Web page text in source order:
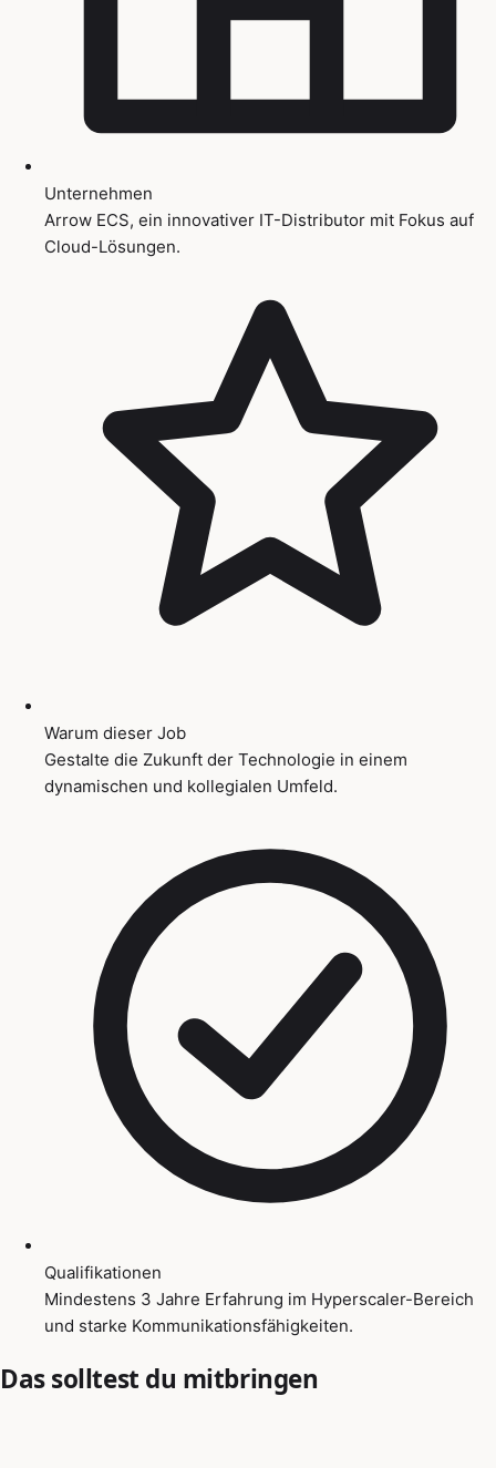
Unternehmen
Arrow ECS, ein innovativer IT-Distributor mit Fokus auf
Cloud-Lösungen.
Warum dieser Job
Gestalte die Zukunft der Technologie in einem
dynamischen und kollegialen Umfeld.
Qualifikationen
Mindestens 3 Jahre Erfahrung im Hyperscaler-Bereich
und starke Kommunikationsfähigkeiten.
Das solltest du mitbringen